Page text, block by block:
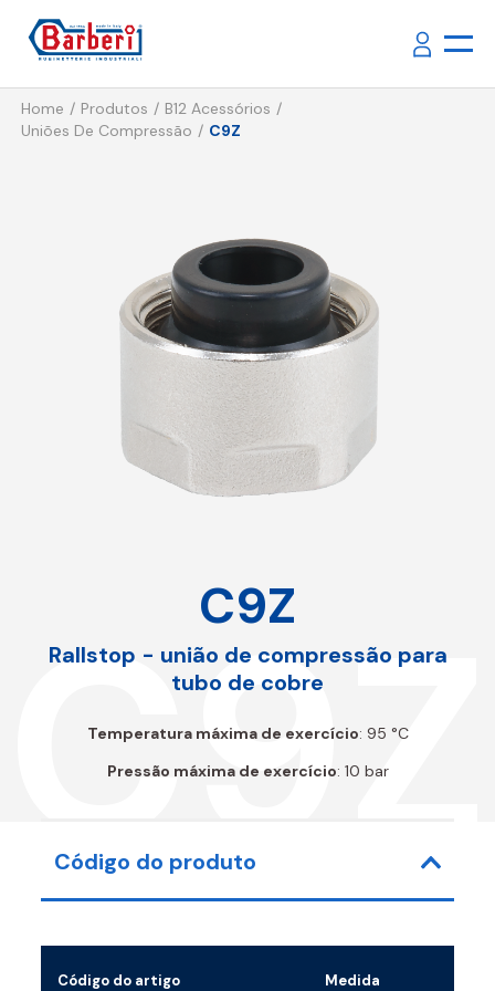
Home Produtos
B12 Acessórios
Uniões De Compressão
C9Z
C9Z
C9Z
Rallstop - união de compressão para
tubo de cobre
Temperatura máxima de exercício: 95 °C
Pressão máxima de exercício: 10 bar
Código do produto
Código do artigo Medida